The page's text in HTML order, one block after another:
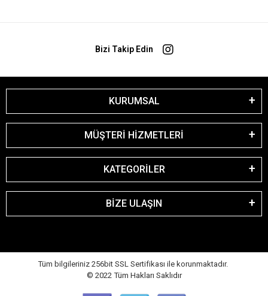
Bizi Takip Edin
KURUMSAL
MÜŞTERİ HİZMETLERİ
KATEGORİLER
BİZE ULAŞIN
Tüm bilgileriniz 256bit SSL Sertifikası ile korunmaktadır.
© 2022 Tüm Hakları Saklıdır